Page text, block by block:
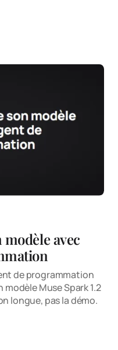
avec
de programmation
Muse Spark 1.2
longue, pas la démo.